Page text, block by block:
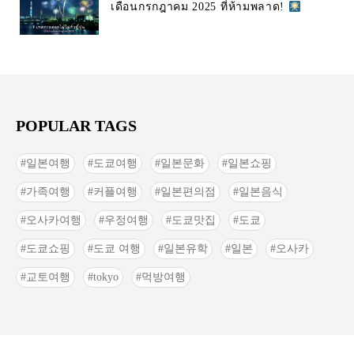
เดือนกรกฎาคม 2025 ที่ห้ามพลาด!
POPULAR TAGS
일본여행 도쿄여행 일본문화 일본쇼핑
가족여행 커플여행 일본편의점 일본음식
오사카여행 우정여행 도쿄맛집 도쿄
도쿄쇼핑 도쿄 여행 일본유학 일본 오사카
교토여행 tokyo 먹방여행